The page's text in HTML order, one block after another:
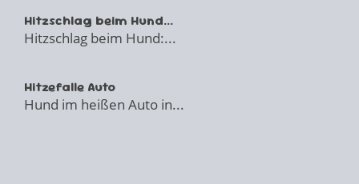
Hitzschlag beim Hund...
Hitzschlag beim Hund:...
Hitzefalle Auto
Hund im heißen Auto in...